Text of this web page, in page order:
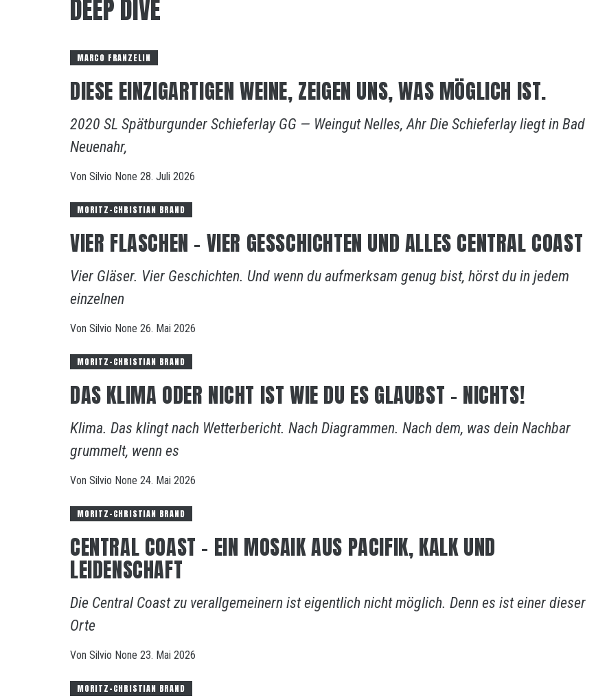
DEEP DIVE
MARCO FRANZELIN
DIESE EINZIGARTIGEN WEINE, ZEIGEN UNS, WAS MÖGLICH IST.
2020 SL Spätburgunder Schieferlay GG — Weingut Nelles, Ahr Die Schieferlay liegt in Bad
Neuenahr,
Von Silvio None 28. Juli 2026
MORITZ-CHRISTIAN BRAND
VIER FLASCHEN – VIER GESSCHICHTEN UND ALLES CENTRAL COAST
Vier Gläser. Vier Geschichten. Und wenn du aufmerksam genug bist, hörst du in jedem
einzelnen
Von Silvio None 26. Mai 2026
MORITZ-CHRISTIAN BRAND
DAS KLIMA ODER NICHT IST WIE DU ES GLAUBST – NICHTS!
Klima. Das klingt nach Wetterbericht. Nach Diagrammen. Nach dem, was dein Nachbar
grummelt, wenn es
Von Silvio None 24. Mai 2026
MORITZ-CHRISTIAN BRAND
CENTRAL COAST – EIN MOSAIK AUS PACIFIK, KALK UND
LEIDENSCHAFT
Die Central Coast zu verallgemeinern ist eigentlich nicht möglich. Denn es ist einer dieser
Orte
Von Silvio None 23. Mai 2026
MORITZ-CHRISTIAN BRAND